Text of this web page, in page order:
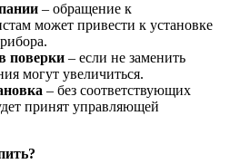
– обращение к
может привести к установке
поверки – если не заменить
могут увеличиться.
– без соответствующих
принят управляющей